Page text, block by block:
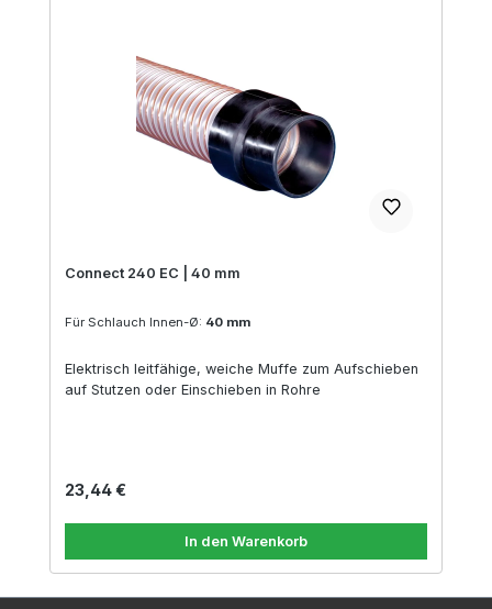
Connect 240 EC | 40 mm
Für Schlauch Innen-Ø: 40 mm
Elektrisch leitfähige, weiche Muffe zum Aufschieben
auf Stutzen oder Einschieben in Rohre
Regulärer Preis:
23,44 €
In den Warenkorb